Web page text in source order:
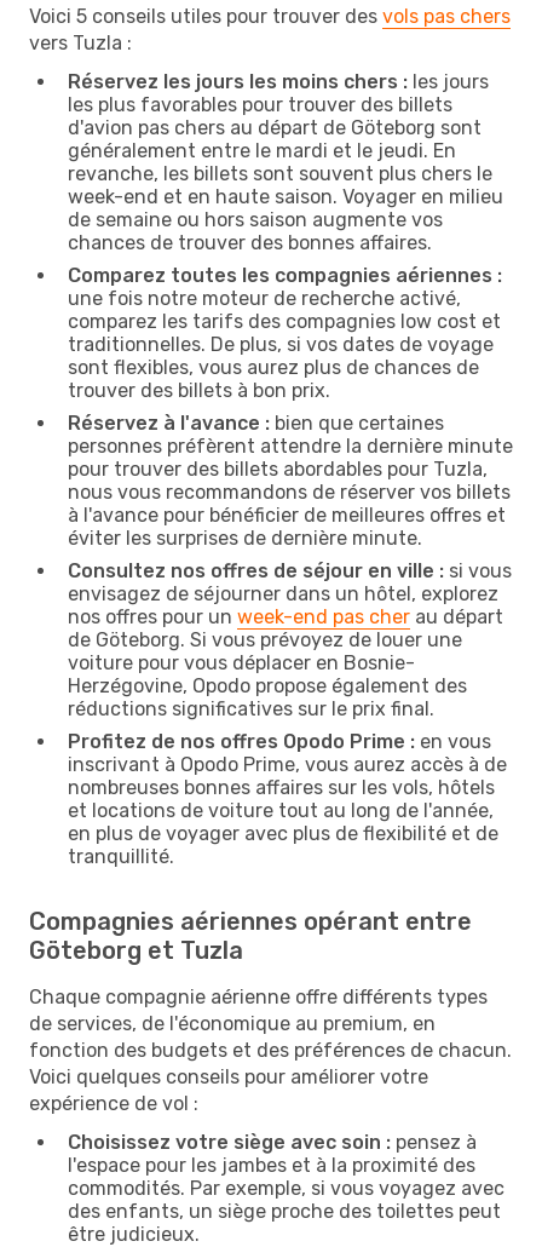
Voici 5 conseils utiles pour trouver des vols pas chers
vers Tuzla :
Réservez les jours les moins chers : les jours
les plus favorables pour trouver des billets
d'avion pas chers au départ de Göteborg sont
généralement entre le mardi et le jeudi. En
revanche, les billets sont souvent plus chers le
week-end et en haute saison. Voyager en milieu
de semaine ou hors saison augmente vos
chances de trouver des bonnes affaires.
Comparez toutes les compagnies aériennes :
une fois notre moteur de recherche activé,
comparez les tarifs des compagnies low cost et
traditionnelles. De plus, si vos dates de voyage
sont flexibles, vous aurez plus de chances de
trouver des billets à bon prix.
Réservez à l'avance : bien que certaines
personnes préfèrent attendre la dernière minute
pour trouver des billets abordables pour Tuzla,
nous vous recommandons de réserver vos billets
à l'avance pour bénéficier de meilleures offres et
éviter les surprises de dernière minute.
Consultez nos offres de séjour en ville : si vous
envisagez de séjourner dans un hôtel, explorez
nos offres pour un week-end pas cher au départ
de Göteborg. Si vous prévoyez de louer une
voiture pour vous déplacer en Bosnie-
Herzégovine, Opodo propose également des
réductions significatives sur le prix final.
Profitez de nos offres Opodo Prime : en vous
inscrivant à Opodo Prime, vous aurez accès à de
nombreuses bonnes affaires sur les vols, hôtels
et locations de voiture tout au long de l'année,
en plus de voyager avec plus de flexibilité et de
tranquillité.
Compagnies aériennes opérant entre
Göteborg et Tuzla
Chaque compagnie aérienne offre différents types
de services, de l'économique au premium, en
fonction des budgets et des préférences de chacun.
Voici quelques conseils pour améliorer votre
expérience de vol :
Choisissez votre siège avec soin : pensez à
l'espace pour les jambes et à la proximité des
commodités. Par exemple, si vous voyagez avec
des enfants, un siège proche des toilettes peut
être judicieux.